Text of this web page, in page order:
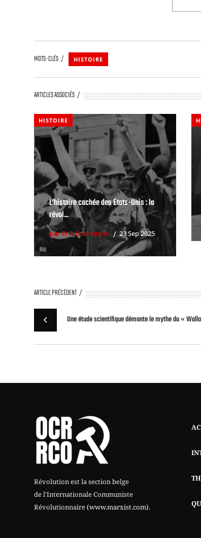
MOTS-CLÉS HISTOIRE
ARTICLES ASSOCIÉS
HISTOIRE
L’histoire cachée des États-Unis : la
révol...
par Erik Demeester 23 Sep 2025
ARTICLE PRÉCÉDENT
Une étude scientifique démonte le mythe du «
Révolution est la section belge
de l'Internationale Communiste
Révolutionnaire(www.marxist.com).